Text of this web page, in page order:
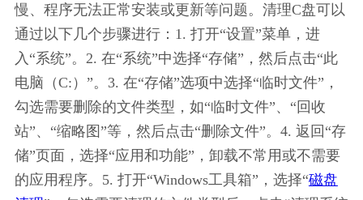
慢、程序无法正常安装或更新等问题。清理C盘可以
通过以下几个步骤进行：1. 打开“设置”菜单，进
入“系统”。2. 在“系统”中选择“存储”，然后点击“此
电脑（C:）”。3. 在“存储”选项中选择“临时文件”，
勾选需要删除的文件类型，如“临时文件”、“回收
站”、“缩略图”等，然后点击“删除文件”。4. 返回“存
储”页面，选择“应用和功能”，卸载不常用或不需要
的应用程序。5. 打开“Windows工具箱”，选择“磁盘